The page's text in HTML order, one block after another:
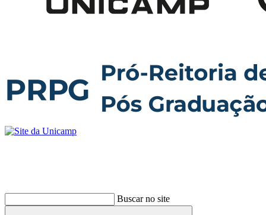
Buscar no site